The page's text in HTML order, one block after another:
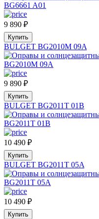
9 890 ₽
Купить
BULGET BG2010M 09A
9 890 ₽
Купить
BULGET BG2011T 01B
10 490 ₽
Купить
BULGET BG2011T 05A
10 490 ₽
Купить